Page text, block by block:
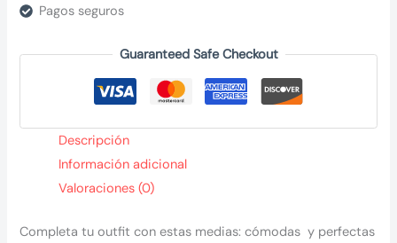
Pagos seguros
Guaranteed Safe Checkout
Descripción
Información adicional
Valoraciones (0)
Completa tu outfit con estas medias: cómodas y perfectas